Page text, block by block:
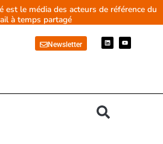
est le média des acteurs de référence du
à temps partagé
Newsletter
L
i
n
Y
o
u